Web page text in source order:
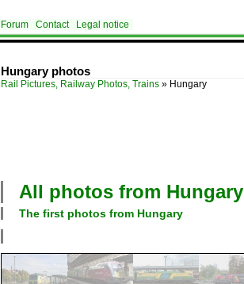
Forum Contact Legal notice
Hungary photos
Rail Pictures, Railway Photos, Trains » Hungary
All photos from Hungary
The first photos from Hungary